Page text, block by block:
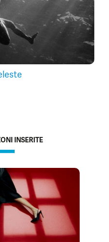
INSERITE